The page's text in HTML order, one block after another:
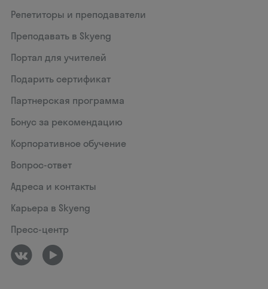
Репетиторы и преподаватели
Преподавать в Skyeng
Портал для учителей
Подарить сертификат
Партнерская программа
Бонус за рекомендацию
Корпоративное обучение
Вопрос-ответ
Адреса и контакты
Карьера в Skyeng
Пресс-центр